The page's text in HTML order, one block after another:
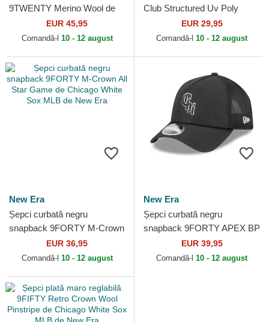
9TWENTY Merino Wool de
Chicago White Sox MLB de
New Era
EUR 45,95
Comandă-l 10 - 12 august
Club Structured Uv Poly
Ripstop de Chicago White
Sox MLB de Nike
EUR 29,95
Comandă-l 10 - 12 august
New Era
Șepci curbată negru
snapback 9FORTY M-Crown
All Star Game de Chicago
White Sox MLB de New Era
EUR 36,95
Comandă-l 10 - 12 august
New Era
Șepci curbată negru
snapback 9FORTY APEX BP
Chi de Chicago White Sox
MLB de New Era
EUR 39,95
Comandă-l 10 - 12 august